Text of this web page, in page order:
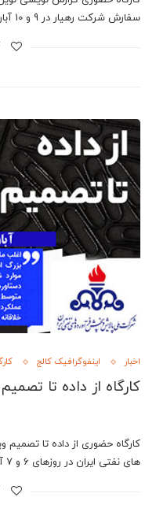
سفارش شرکت رهیار در 9 و 10 آبان ماه…
اخبار اینفوگرافیک کالج
کارگاه از داده تا تصمیم
کارگاه حضوری از داده تا
های نفتی ایران در روزهای 6 و 7 آبان…